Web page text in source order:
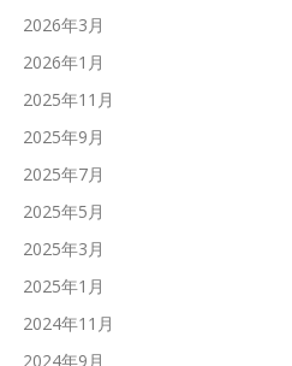
2026年3月
2026年1月
2025年11月
2025年9月
2025年7月
2025年5月
2025年3月
2025年1月
2024年11月
2024年9月